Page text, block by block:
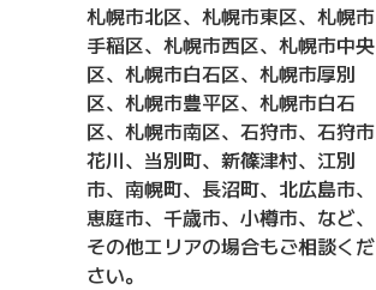
札幌市北区、札幌市東区、札幌市
手稲区、札幌市西区、札幌市中央
区、札幌市白石区、札幌市厚別
区、札幌市豊平区、札幌市白石
区、札幌市南区、石狩市、石狩市
花川、当別町、新篠津村、江別
市、南幌町、長沼町、北広島市、
恵庭市、千歳市、小樽市、など、
その他エリアの場合もご相談くだ
さい。